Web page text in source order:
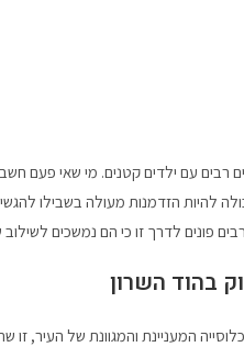
רבים עם ילדים קטנים. מי שאי פעם
להיות הזדמנות מעולה בשבילו
פונים לדרך זו כי הם נמשכים לשילוב
בהוד השרון
המעניינת והמגוונת של העיר, זו